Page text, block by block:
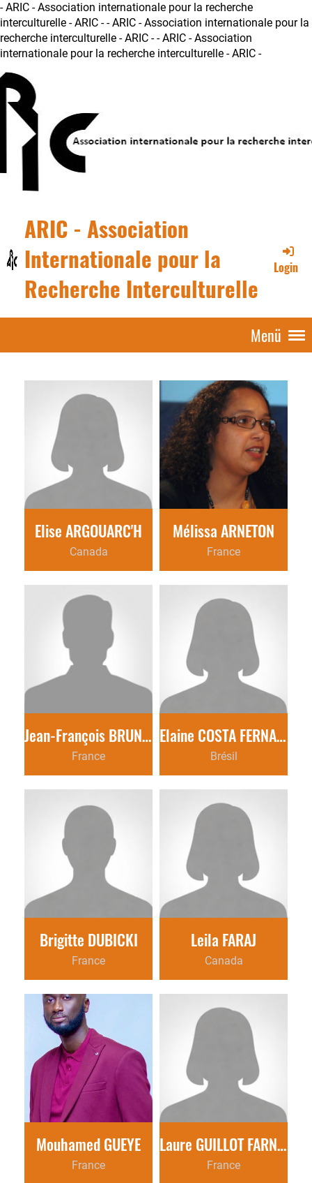
- ARIC - Association internationale pour la recherche
interculturelle - ARIC -- ARIC - Association internationale pour la
recherche interculturelle - ARIC - - ARIC - Association
internationale pour la recherche interculturelle - ARIC -
ARIC - Association
Internationale pour la
Recherche Interculturelle
Login
Menü
Elise ARGOUARC'H
Canada
Mélissa ARNETON
France
Jean-François BRUNEAUD
France
Elaine COSTA FERNANDEZ
Brésil
Brigitte DUBICKI
France
Leila FARAJ
Canada
Mouhamed GUEYE
France
Laure GUILLOT FARNETI
France